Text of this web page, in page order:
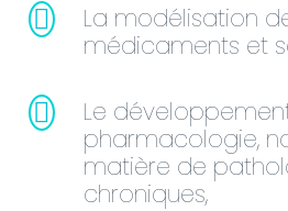
La modélisation
médicaments et
Le
pharmacologie,
matière de
chroniques,